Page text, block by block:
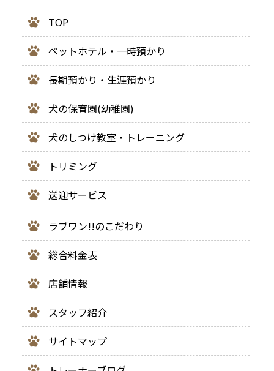
TOP
ペットホテル・一時預かり
長期預かり・生涯預かり
犬の保育園(幼稚園)
犬のしつけ教室・トレーニング
トリミング
送迎サービス
ラブワン!!のこだわり
総合料金表
店舗情報
スタッフ紹介
サイトマップ